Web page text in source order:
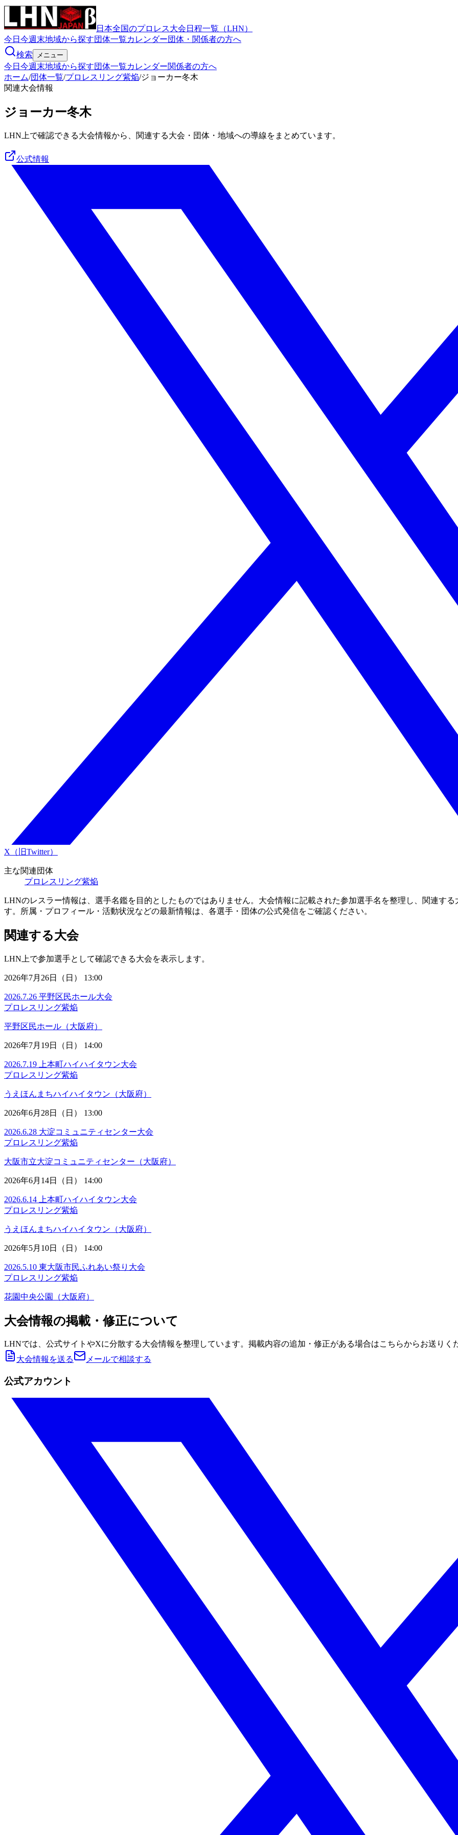
日本全国のプロレス大会日程一覧（LHN）
今日 今週末地域から探す団体一覧カレンダー団体・関係者の方へ
検索
メニュー
今日 今週末地域から探す団体一覧カレンダー関係者の方へ
ホーム/団体一覧/プロレスリング紫焔/ジョーカー冬木
関連大会情報
ジョーカー冬木
LHN上で確認できる大会情報から、関連する大会・団体・地域への導線をまとめています。
公式情報
X（旧Twitter）
主な関連団体
プロレスリング紫焔
LHNのレスラー情報は、選手名鑑を目的としたものではありません。大会情報に記載された参加選手名を整理し、関連す
す。所属・プロフィール・活動状況などの最新情報は、各選手・団体の公式発信をご確認ください。
関連する大会
LHN上で参加選手として確認できる大会を表示します。
2026年7月26日（日） 13:00
2026.7.26 平野区民ホール大会
プロレスリング紫焔
平野区民ホール（大阪府）
2026年7月19日（日） 14:00
2026.7.19 上本町ハイハイタウン大会
プロレスリング紫焔
うえほんまちハイハイタウン（大阪府）
2026年6月28日（日） 13:00
2026.6.28 大淀コミュニティセンター大会
プロレスリング紫焔
大阪市立大淀コミュニティセンター（大阪府）
2026年6月14日（日） 14:00
2026.6.14 上本町ハイハイタウン大会
プロレスリング紫焔
うえほんまちハイハイタウン（大阪府）
2026年5月10日（日） 14:00
2026.5.10 東大阪市民ふれあい祭り大会
プロレスリング紫焔
花園中央公園（大阪府）
大会情報の掲載・修正について
LHNでは、公式サイトやXに分散する大会情報を整理しています。掲載内容の追加・修正がある場合はこちらからお送りく
大会情報を送る
メールで相談する
公式アカウント